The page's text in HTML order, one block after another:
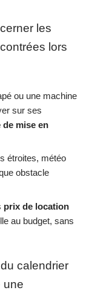
les
lors
ou une machine
sur ses
de mise en
étroites, météo
obstacle
prix de location
au budget, sans
calendrier
une